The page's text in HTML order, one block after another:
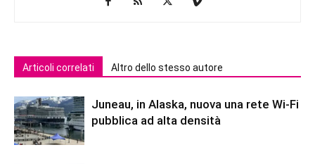
Articoli correlati Altro dello stesso autore
Juneau, in Alaska, nuova una rete Wi-Fi
pubblica ad alta densità